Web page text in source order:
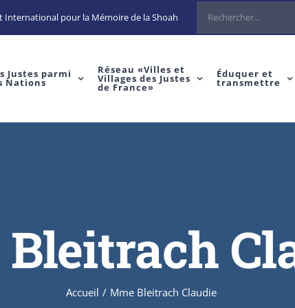
International pour la Mémoire de la Shoah Rechercher
Justes parmi
Nations
Réseau «Villes et
Villages des Justes
de France»
Éduquer et
transmettre
Accueil / Mme Bleitrach Claudie